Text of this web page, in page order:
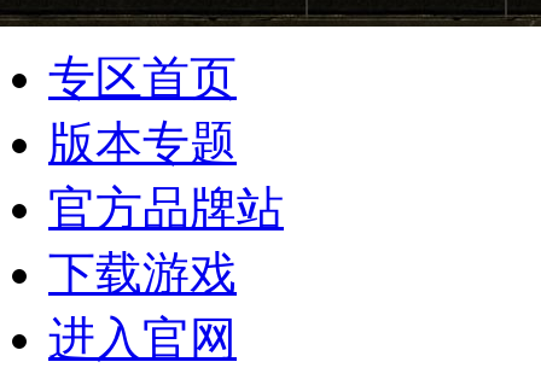
专区首页
版本专题
官方品牌站
下载游戏
进入官网